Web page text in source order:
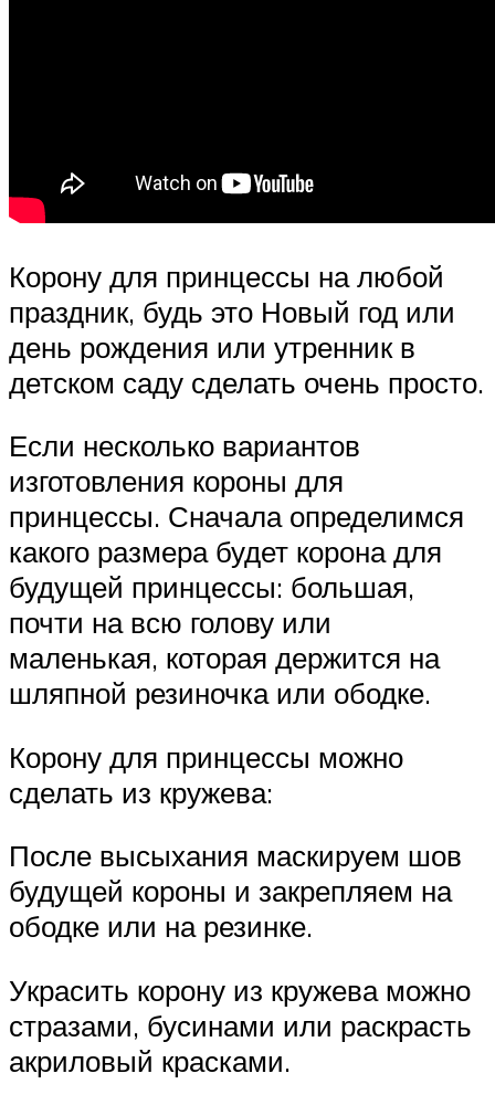
Корону для принцессы на любой
праздник, будь это Новый год или
день рождения или утренник в
детском саду сделать очень просто.
Если несколько вариантов
изготовления короны для
принцессы. Сначала определимся
какого размера будет корона для
будущей принцессы: большая,
почти на всю голову или
маленькая, которая держится на
шляпной резиночка или ободке.
Корону для принцессы можно
сделать из кружева:
После высыхания маскируем шов
будущей короны и закрепляем на
ободке или на резинке.
Украсить корону из кружева можно
стразами, бусинами или раскрасть
акриловый красками.